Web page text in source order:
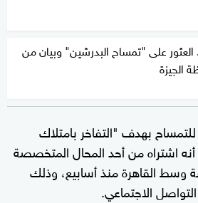
على "تمساح البدرشين" وبيان من
الجيزة
بهدف "التفاخر بامتلاك
اشتراه من أحد المحال المتخصصة
وسط القاهرة منذ أسابيع، وذلك
الاجتماعي.